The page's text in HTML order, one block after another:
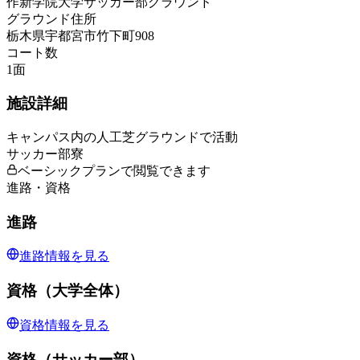
グラウンド住所
栃木県宇都宮市竹下町908
コート数
1面
施設詳細
キャンパス内の人工芝グラウンドで活動
サッカー部寮
ベーシックプランで閲覧できます
進路・資格
進路
進路情報を見る
資格（大学全体）
資格情報を見る